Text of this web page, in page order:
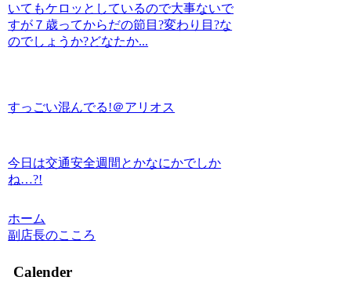
いてもケロッとしているので大事ないで
すが７歳ってからだの節目?変わり目?な
のでしょうか?どなたか...
すっごい混んでる!＠アリオス
今日は交通安全週間とかなにかでしか
ね…?!
ホーム
副店長のこころ
Calender